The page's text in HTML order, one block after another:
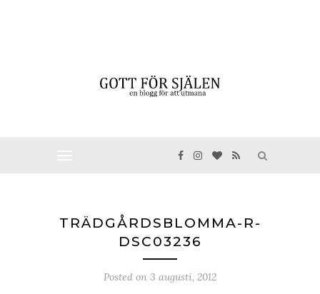
TRÄDGÅRDSBLOMMA-R-
DSC03236
Posted on 3 augusti, 2012